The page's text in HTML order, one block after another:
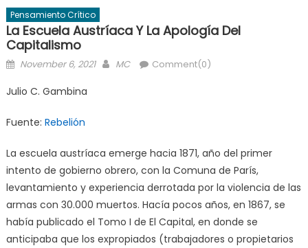
Pensamiento Crítico
La Escuela Austríaca Y La Apología Del
Capitalismo
Posted
November 6, 2021 Author
MC Comment(0)
Julio C. Gambina
Fuente: Rebelión
La escuela austríaca emerge hacia 1871, año del primer
intento de gobierno obrero, con la Comuna de París,
levantamiento y experiencia derrotada por la violencia de las
armas con 30.000 muertos. Hacía pocos años, en 1867, se
había publicado el Tomo I de El Capital, en donde se
anticipaba que los expropiados (trabajadores o propietarios